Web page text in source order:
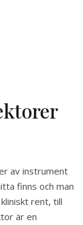
av instrument
finns och man
rent, till
är en